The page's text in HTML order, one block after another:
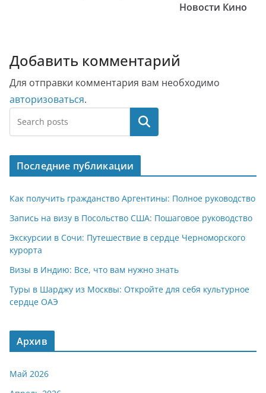
Новости Кино
Добавить комментарий
Для отправки комментария вам необходимо
авторизоваться.
Поиск
Последние публикации
Как получить гражданство Аргентины: Полное руководство
Запись на визу в Посольство США: Пошаговое руководство
Экскурсии в Сочи: Путешествие в сердце Черноморского
курорта
Визы в Индию: Все, что вам нужно знать
Туры в Шарджу из Москвы: Откройте для себя культурное
сердце ОАЭ
Архив
Май 2026